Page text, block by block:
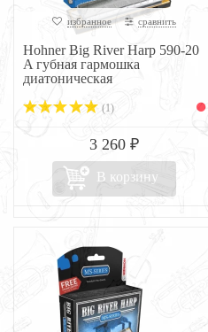
избранное сравнить
Hohner Big River Harp 590-20
A губная гармошка
диатоническая
(1)
3 260 ₽
В корзину